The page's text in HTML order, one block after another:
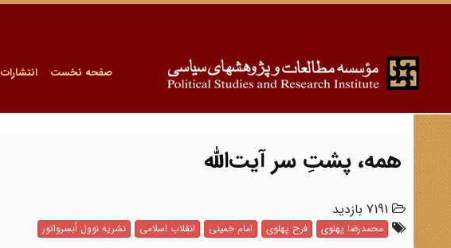
صفحه نخست انتشارات
همه، پشتِ سر آیت‌الله
محمدرضا پهلوی فرح پهلوی امام خمینی انقلاب اسلامی نشریه نوول اُبسرواتور